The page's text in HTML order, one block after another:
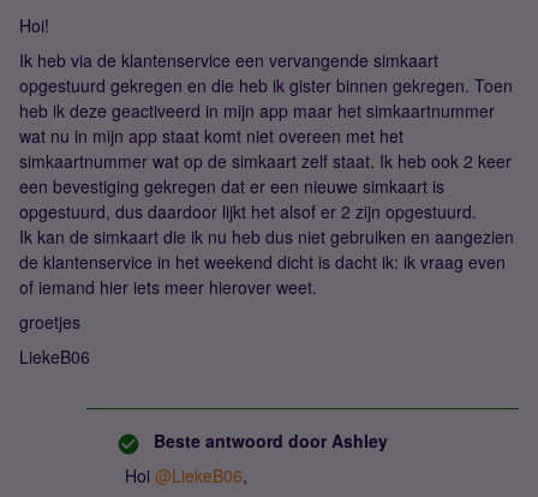
Hoi!
Ik heb via de klantenservice een vervangende simkaart
opgestuurd gekregen en die heb ik gister binnen gekregen. Toen
heb ik deze geactiveerd in mijn app maar het simkaartnummer
wat nu in mijn app staat komt niet overeen met het
simkaartnummer wat op de simkaart zelf staat. Ik heb ook 2 keer
een bevestiging gekregen dat er een nieuwe simkaart is
opgestuurd, dus daardoor lijkt het alsof er 2 zijn opgestuurd.
Ik kan de simkaart die ik nu heb dus niet gebruiken en aangezien
de klantenservice in het weekend dicht is dacht ik: ik vraag even
of iemand hier iets meer hierover weet.
groetjes
LiekeB06
Beste antwoord door Ashley
Hoi @LiekeB06,